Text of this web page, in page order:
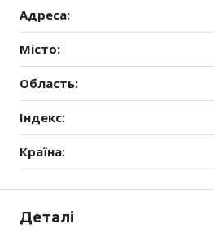
Адреса:
Місто:
Область:
Індекс:
Країна:
Деталі